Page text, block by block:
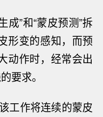
”和“蒙皮预测”拆
形变的感知，而预
动作时，经常会出
要求。
工作将连续的蒙皮